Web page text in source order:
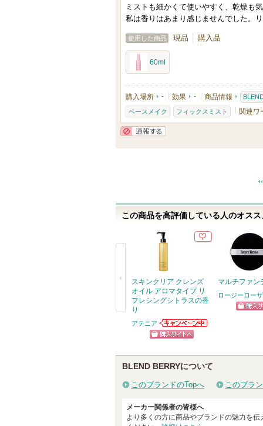
の
お
気
さ
て
す
ミストも細かくて使いやすく、乾燥も
私は香りはあまり感じませんでした。
使用した商品 現品 購入品
60ml
購入場所 - 効果 - 商品情報
ベースメイク フィックスミスト 関連ワ
この商品を高評価している人のオス
スキンクリア クレンズ
オイル アロマタイプ リ
フレシングシトラスの香
り
アテニア
アテニアからの
お知らせがあり
グサイトへ
マルチファン
ロージーローザ
BLEND BERRYについて
このブランドのTopへ このブラ
メーカー関係者の皆様へ
より多くの方に商品やブランドの魅力を